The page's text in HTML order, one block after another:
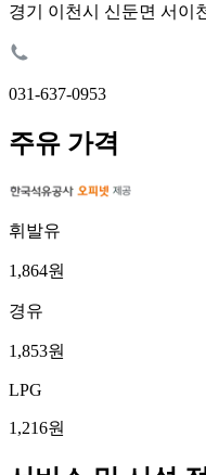
경기 이천시 신둔면 서이
031-637-0953
주유 가격
휘발유
1,864원
경유
1,853원
LPG
1,216원